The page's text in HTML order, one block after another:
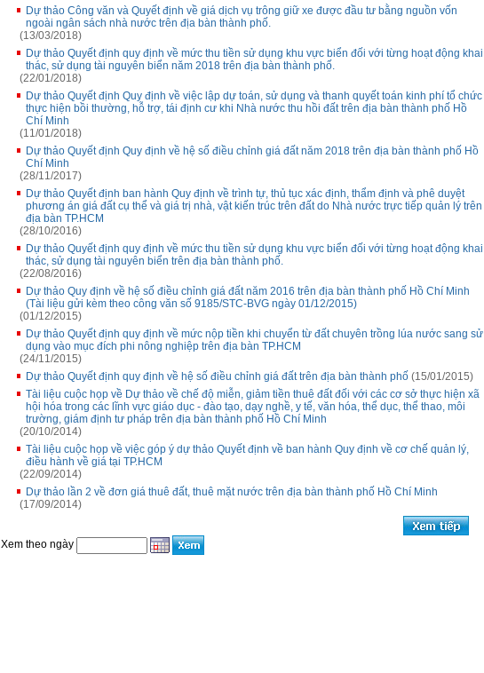
Dự thảo Công văn và Quyết định về giá dịch vụ trông giữ xe được đầu tư bằng nguồn vốn
ngoài ngân sách nhà nước trên địa bàn thành phố.
(13/03/2018)
Dự thảo Quyết định quy định về mức thu tiền sử dụng khu vực biển đối với từng hoạt động khai
thác, sử dụng tài nguyên biển năm 2018 trên địa bàn thành phố.
(22/01/2018)
Dự thảo Quyết định Quy định về việc lập dự toán, sử dụng và thanh quyết toán kinh phí tổ chức
thực hiện bồi thường, hỗ trợ, tái định cư khi Nhà nước thu hồi đất trên địa bàn thành phố Hồ
Chí Minh
(11/01/2018)
Dự thảo Quyết định Quy định về hệ số điều chỉnh giá đất năm 2018 trên địa bàn thành phố Hồ
Chí Minh
(28/11/2017)
Dự thảo Quyết định ban hành Quy định về trình tự, thủ tục xác định, thẩm định và phê duyệt
phương án giá đất cụ thể và giá trị nhà, vật kiến trúc trên đất do Nhà nước trực tiếp quản lý trên
địa bàn TP.HCM
(28/10/2016)
Dự thảo Quyết định quy định về mức thu tiền sử dụng khu vực biển đối với từng hoạt động khai
thác, sử dụng tài nguyên biển trên địa bàn thành phố.
(22/08/2016)
Dự thảo Quy định về hệ số điều chỉnh giá đất năm 2016 trên địa bàn thành phố Hồ Chí Minh
(Tài liệu gửi kèm theo công văn số 9185/STC-BVG ngày 01/12/2015)
(01/12/2015)
Dự thảo Quyết định quy định về mức nộp tiền khi chuyển từ đất chuyên trồng lúa nước sang sử
dụng vào mục đích phi nông nghiệp trên địa bàn TP.HCM
(24/11/2015)
Dự thảo Quyết định quy định về hệ số điều chỉnh giá đất trên địa bàn thành phố (15/01/2015)
Tài liệu cuộc họp về Dự thảo về chế độ miễn, giảm tiền thuê đất đối với các cơ sở thực hiện xã
hội hóa trong các lĩnh vực giáo dục - đào tạo, dạy nghề, y tế, văn hóa, thể dục, thể thao, môi
trường, giám định tư pháp trên địa bàn thành phố Hồ Chí Minh
(20/10/2014)
Tài liệu cuộc họp về việc góp ý dự thảo Quyết định về ban hành Quy định về cơ chế quản lý,
điều hành về giá tại TP.HCM
(22/09/2014)
Dự thảo lần 2 về đơn giá thuê đất, thuê mặt nước trên địa bàn thành phố Hồ Chí Minh
(17/09/2014)
Xem theo ngày